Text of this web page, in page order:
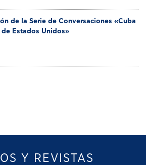
de la Serie de Conversaciones «Cuba
Estados Unidos»
Y REVISTAS